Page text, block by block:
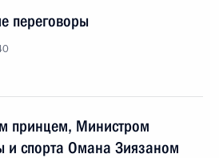
переговоры
принцем, Министром
и спорта Омана Зиязаном